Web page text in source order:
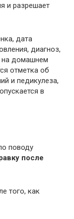
и разрешает
дата
диагноз,
на домашнем
отметка об
и педикулеза,
в
поводу
после
того, как